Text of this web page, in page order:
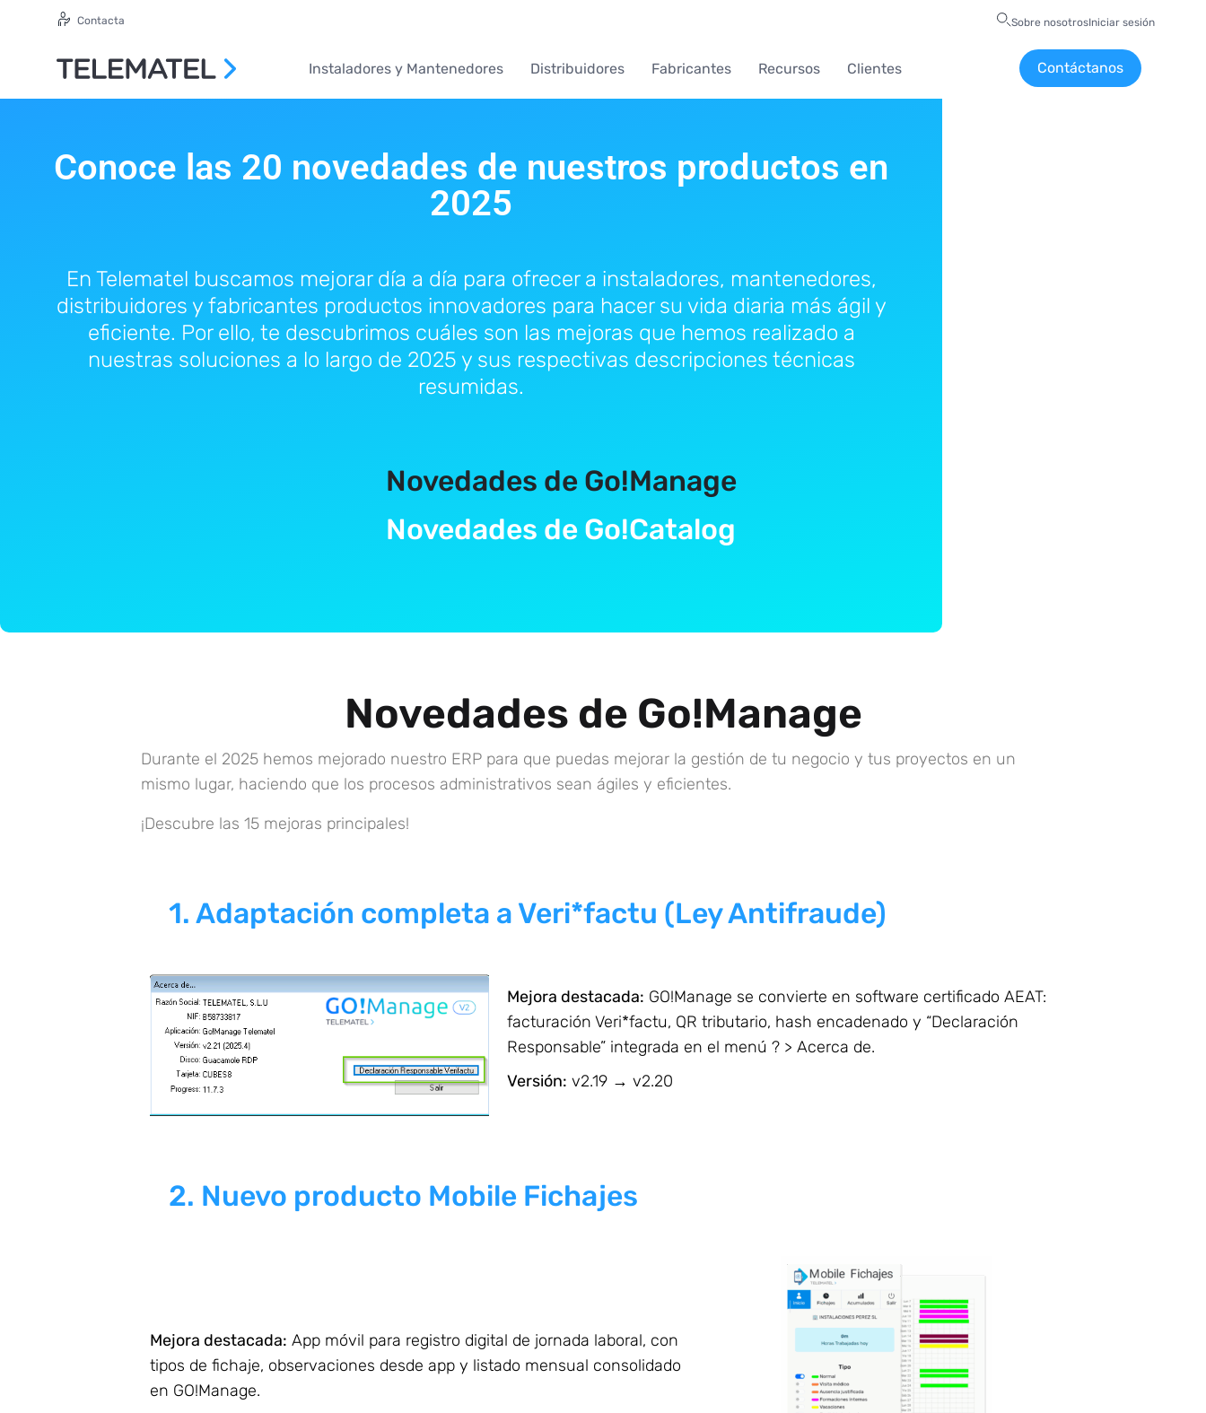
Contacta Sobre nosotrosIniciar sesión
Instaladores y Mantenedores Distribuidores Fabricantes Recursos Clientes Contáctanos
Conoce las 20 novedades de nuestros productos en
2025
En Telematel buscamos mejorar día a día para ofrecer a instaladores, mantenedores,
distribuidores y fabricantes productos innovadores para hacer su vida diaria más ágil y
eficiente. Por ello, te descubrimos cuáles son las mejoras que hemos realizado a
nuestras soluciones a lo largo de 2025 y sus respectivas descripciones técnicas
resumidas.
Novedades de Go!Manage
Novedades de Go!Catalog
Novedades de Go!Manage
Durante el 2025 hemos mejorado nuestro ERP para que puedas mejorar la gestión de tu negocio y tus proyectos en un
mismo lugar, haciendo que los procesos administrativos sean ágiles y eficientes.
¡Descubre las 15 mejoras principales!
1. Adaptación completa a Veri*factu (Ley Antifraude)
Mejora destacada: GO!Manage se convierte en software certificado AEAT:
facturación Veri*factu, QR tributario, hash encadenado y “Declaración
Responsable” integrada en el menú ? > Acerca de.
Versión: v2.19 → v2.20
2. Nuevo producto Mobile Fichajes
Mejora destacada: App móvil para registro digital de jornada laboral, con
tipos de fichaje, observaciones desde app y listado mensual consolidado
en GO!Manage.